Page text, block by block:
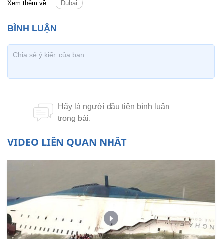
Xem thêm về: Dubai
VIDEO LIÊN QUAN NHẤT